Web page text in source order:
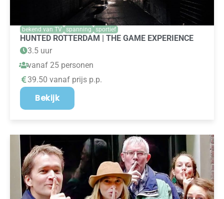
bekend van TV spanning sportief
HUNTED ROTTERDAM | THE GAME EXPERIENCE
3.5 uur
vanaf 25 personen
39.50 vanaf prijs p.p.
Bekijk